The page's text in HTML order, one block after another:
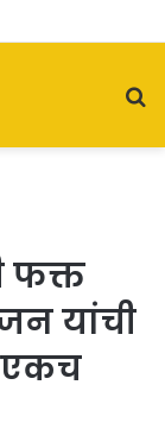
फक्त
यांची
एकच